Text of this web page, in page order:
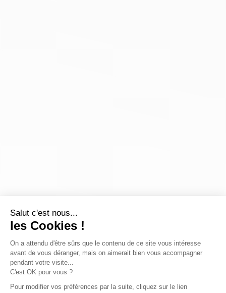
Salut c'est nous...
les Cookies !
On a attendu d'être sûrs que le contenu de ce site vous intéresse
avant de vous déranger, mais on aimerait bien vous accompagner
pendant votre visite...
C'est OK pour vous ?
Pour modifier vos préférences par la suite, cliquez sur le lien